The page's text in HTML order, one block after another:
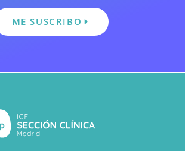
ME SUSCRIBO